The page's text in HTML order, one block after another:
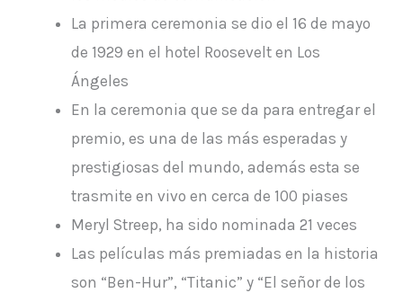
La primera ceremonia se dio el 16 de mayo
de 1929 en el hotel Roosevelt en Los
Ángeles
En la ceremonia que se da para entregar el
premio, es una de las más esperadas y
prestigiosas del mundo, además esta se
trasmite en vivo en cerca de 100 piases
Meryl Streep, ha sido nominada 21 veces
Las películas más premiadas en la historia
son “Ben-Hur”, “Titanic” y “El señor de los